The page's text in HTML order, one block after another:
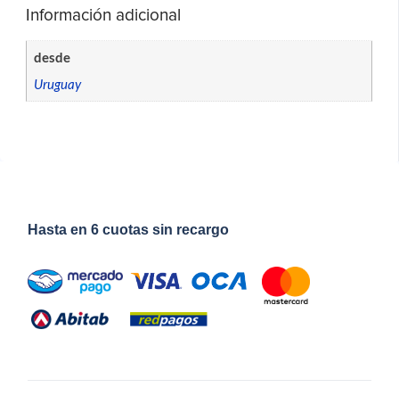
Información adicional
desde
Uruguay
Hasta en 6 cuotas sin recargo